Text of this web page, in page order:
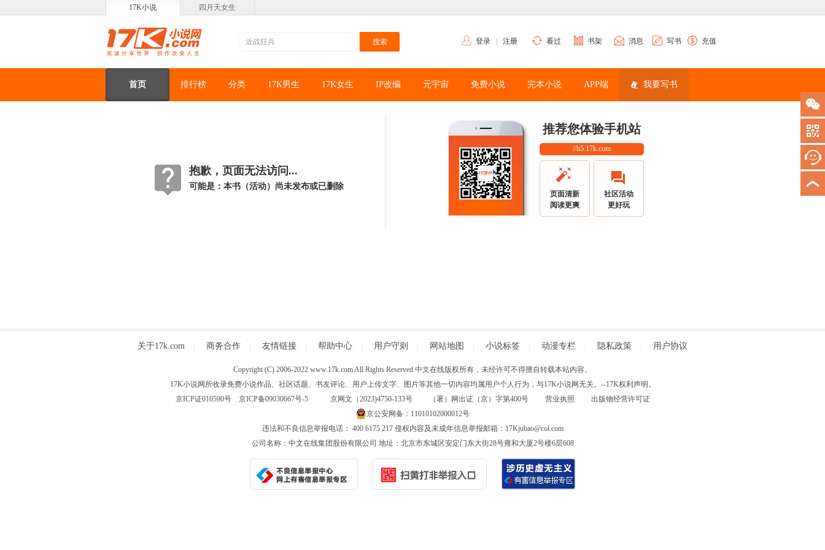
17K小说 四月天女生
登录 注册 看过 书架 消息 写书 充值
首页 排行榜 分类 17K男生 17K女生 IP改编 元宇宙 免费小说 完本小说 APP端 我要写书
抱歉，页面无法访问...
可能是：本书（活动）尚未发布或已删除
推荐您体验手机站
//h5.17k.com
页面清新
阅读更爽
社区活动
更好玩
关于17k.com 商务合作 友情链接 帮助中心 用户守则 网站地图 小说标签 动漫专栏 隐私政策 用户协议
Copyright (C) 2006-2022 www.17k.com All Rights Reserved 中文在线版权所有，未经许可不得擅自转载本站内容。
17K小说网所收录免费小说作品、社区话题、书友评论、用户上传文字、图片等其他一切内容均属用户个人行为，与17K小说网无关。--17K权利声明。
京ICP证010590号 京ICP备09030667号-5京网文（2023)4750-133号 （署）网出证（京）字第400号 营业执照
出版物经营许可证
京公安网备：11010102000012号
违法和不良信息举报电话： 400 6175 217 侵权内容及未成年信息举报邮箱：17Kjubao@col.com
公司名称：中文在线集团股份有限公司 地址：北京市东城区安定门东大街28号雍和大厦2号楼6层608